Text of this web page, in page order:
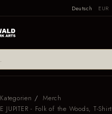
Deutsch EUR
Kategorien
Merch
JUPITER - Folk of the Woods, T-Shirt